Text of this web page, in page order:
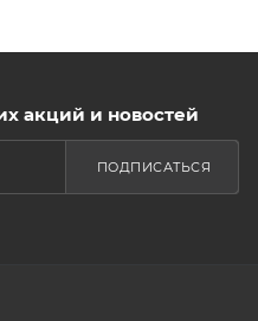
акций и новостей
ПОДПИСАТЬСЯ